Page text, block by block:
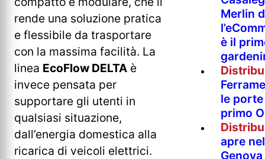
rende una soluzione pratica
e flessibile da trasportare
con la massima facilità. La
linea EcoFlow DELTA è
invece pensata per
supportare gli utenti in
qualsiasi situazione,
dall’energia domestica alla
ricarica di veicoli elettrici.
Merlin
è il
le
primo
apre
Genova